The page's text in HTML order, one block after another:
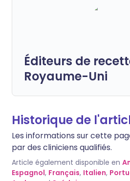
Éditeurs de
Royaume-Uni
Historique de
Les informations sur cette
par des cliniciens qualifiés.
Article également disponible en
Espagnol, Français, Italien,